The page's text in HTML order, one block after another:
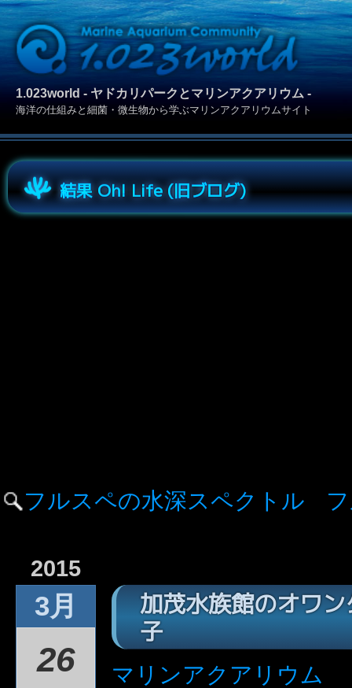
1.023world - ヤドカリパークとマリンアクアリウム -
海洋の仕組みと細菌・微生物から学ぶマリンアクアリウムサイト
結果 Oh! Life (旧ブログ)
フルスペの水深スペクトル
2015
3月
26
加茂水族館のオワ
子
マリンアクアリウム